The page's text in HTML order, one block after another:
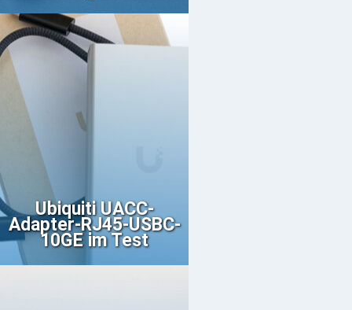
Ubiquiti UACC-
Adapter-RJ45-USBC-
10GE im Test